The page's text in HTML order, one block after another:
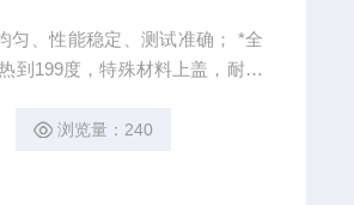
性能稳定、测试准确； *全
浏览量：240